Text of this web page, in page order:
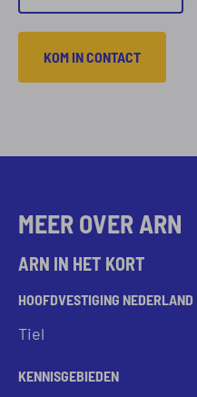
KOM IN CONTACT
MEER OVER ARN
ARN IN HET KORT
HOOFDVESTIGING NEDERLAND
Tiel
KENNISGEBIEDEN